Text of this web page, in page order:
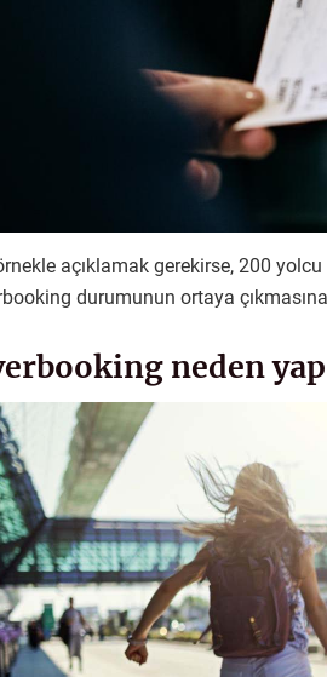
açıklamak gerekirse, 200
durumunun ortaya
neden